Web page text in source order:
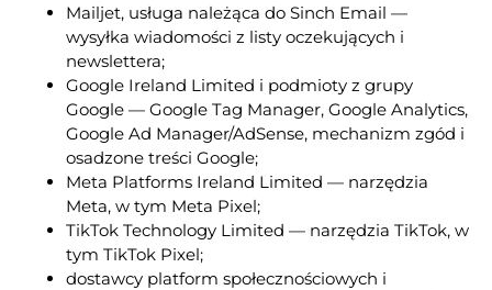
Mailjet, usługa należąca do Sinch Email —
wysyłka wiadomości z listy oczekujących i
newslettera;
Google Ireland Limited i podmioty z grupy
Google — Google Tag Manager, Google Analytics,
Google Ad Manager/AdSense, mechanizm zgód i
osadzone treści Google;
Meta Platforms Ireland Limited — narzędzia
Meta, w tym Meta Pixel;
TikTok Technology Limited — narzędzia TikTok, w
tym TikTok Pixel;
dostawcy platform społecznościowych i